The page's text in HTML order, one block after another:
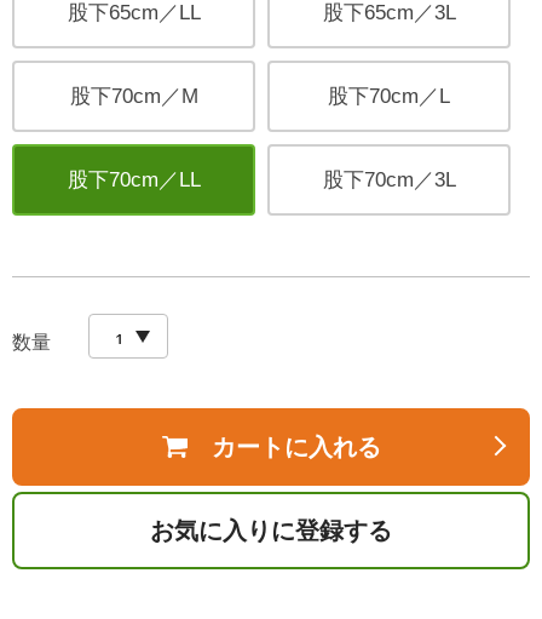
股下65cm／LL 股下65cm／3L
股下70cm／M 股下70cm／L
股下70cm／LL 股下70cm／3L
数量
カートに入れる
お気に入りに登録する